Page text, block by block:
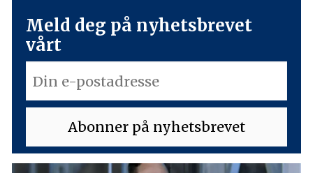
Meld deg på nyhetsbrevet
vårt